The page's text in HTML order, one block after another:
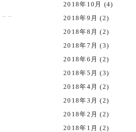
2018年10月 (4)
2018年9月 (2)
2018年8月 (2)
2018年7月 (3)
2018年6月 (2)
2018年5月 (3)
2018年4月 (2)
2018年3月 (2)
2018年2月 (2)
2018年1月 (2)